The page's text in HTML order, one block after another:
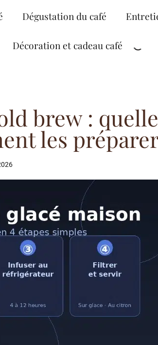
Dégustation du café
Décoration et cadeau café
brew :
les